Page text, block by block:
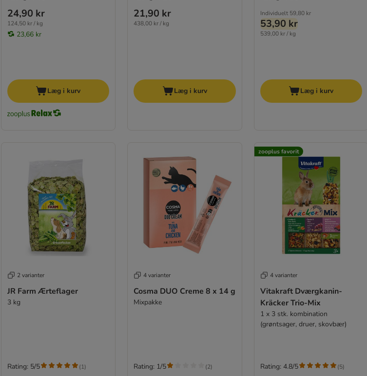
24,90 kr
124,50 kr / kg
23,66 kr
Læg i kurv
21,90 kr
438,00 kr / kg
Læg i kurv
Individuelt 59,80 kr
53,90 kr
539,00 kr / kg
Læg i kurv
2 varianter
JR Farm Ærteflager
3 kg
Rating: 5/5 (1)
4 varianter
Cosma DUO Creme 8 x 14 g
Mixpakke
Rating: 1/5 (2)
zooplus favorit
4 varianter
Vitakraft Dværgkanin-
Kräcker Trio-Mix
1 x 3 stk. kombination
(grøntsager, druer, skovbær)
Rating: 4.8/5 (5)